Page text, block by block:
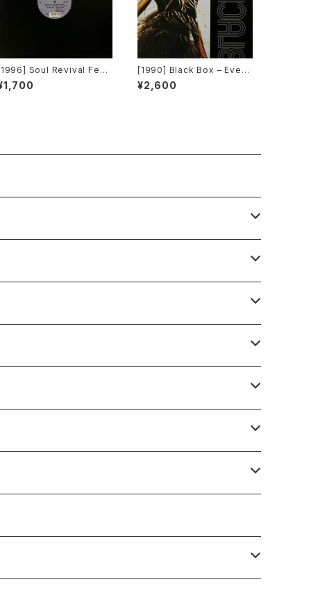
Soul Revival Feat
Capathia Jenkins –
The Spirit Moves
[1990] Black Box – Every
body, Everybody [Decon
struction]
¥2,600